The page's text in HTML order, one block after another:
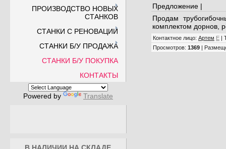
ПРОИЗВОДСТВО НОВЫХ
СТАНКОВ
СТАНКИ С РЕНОВАЦИИ
СТАНКИ Б/У ПРОДАЖА
СТАНКИ Б/У ПОКУПКА
КОНТАКТЫ
Powered by Translate
Предложение |
Продам
комплектом дорнов,
Контактное лицо: Артем E
Просмотров: 1369